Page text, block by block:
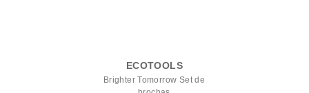
ECOTOOLS
Brighter Tomorrow Set de